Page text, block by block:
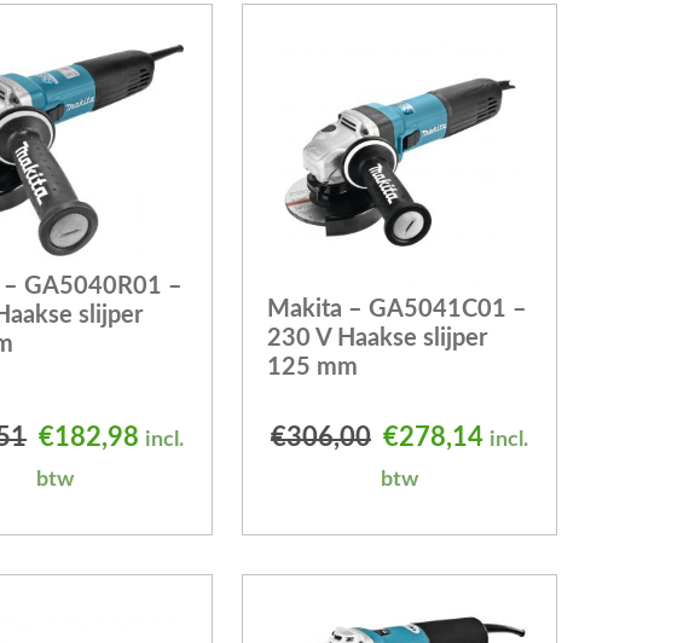
€262,07.
– GA5040R01 –
slijper
Oorspronkelijke prijs was: €203,51.
€182,98 Huidige prijs is: €182,98.
incl.
btw
Makita – GA5041C01 –
230 V Haakse slijper
125 mm
€306,00 Oorspronkelijke prijs
€278,14Huidige prijs is:
incl.
btw